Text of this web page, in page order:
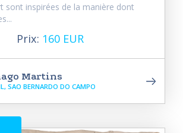
sont inspirées de la manière dont
Prix: 160 EUR
Martins
SAO BERNARDO DO CAMPO